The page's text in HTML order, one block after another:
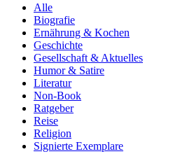
Alle
Biografie
Ernährung & Kochen
Geschichte
Gesellschaft & Aktuelles
Humor & Satire
Literatur
Non-Book
Ratgeber
Reise
Religion
Signierte Exemplare